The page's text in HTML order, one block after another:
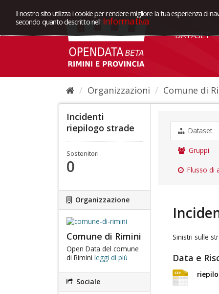
Il nostro sito utilizza i cookie per rendere migliore la tua esperienza di
secondo quanto descritto nell' Informativa
DATASET
Organizzazioni Comune di
Incidenti
riepilogo strade
Sostenitori
0
Organizzazione
Comune di Rimini
Open Data del comune
di Rimini leggi di più
Sociale
Dataset
Gruppi
Flusso di
Sinistri sulle
Data e